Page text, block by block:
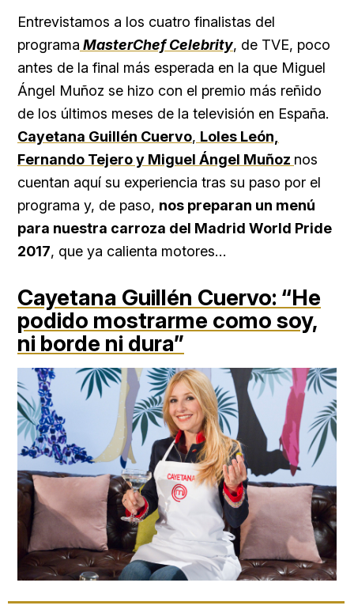
Entrevistamos a los cuatro finalistas del
programa MasterChef Celebrity, de TVE, poco
antes de la final más esperada en la que Miguel
Ángel Muñoz se hizo con el premio más reñido
de los últimos meses de la televisión en España.
Cayetana Guillén Cuervo, Loles León,
Fernando Tejero y Miguel Ángel Muñoz nos
cuentan aquí su experiencia tras su paso por el
programa y, de paso, nos preparan un menú
para nuestra carroza del Madrid World Pride
2017, que ya calienta motores…
Cayetana Guillén Cuervo: “He
podido mostrarme como soy,
ni borde ni dura”